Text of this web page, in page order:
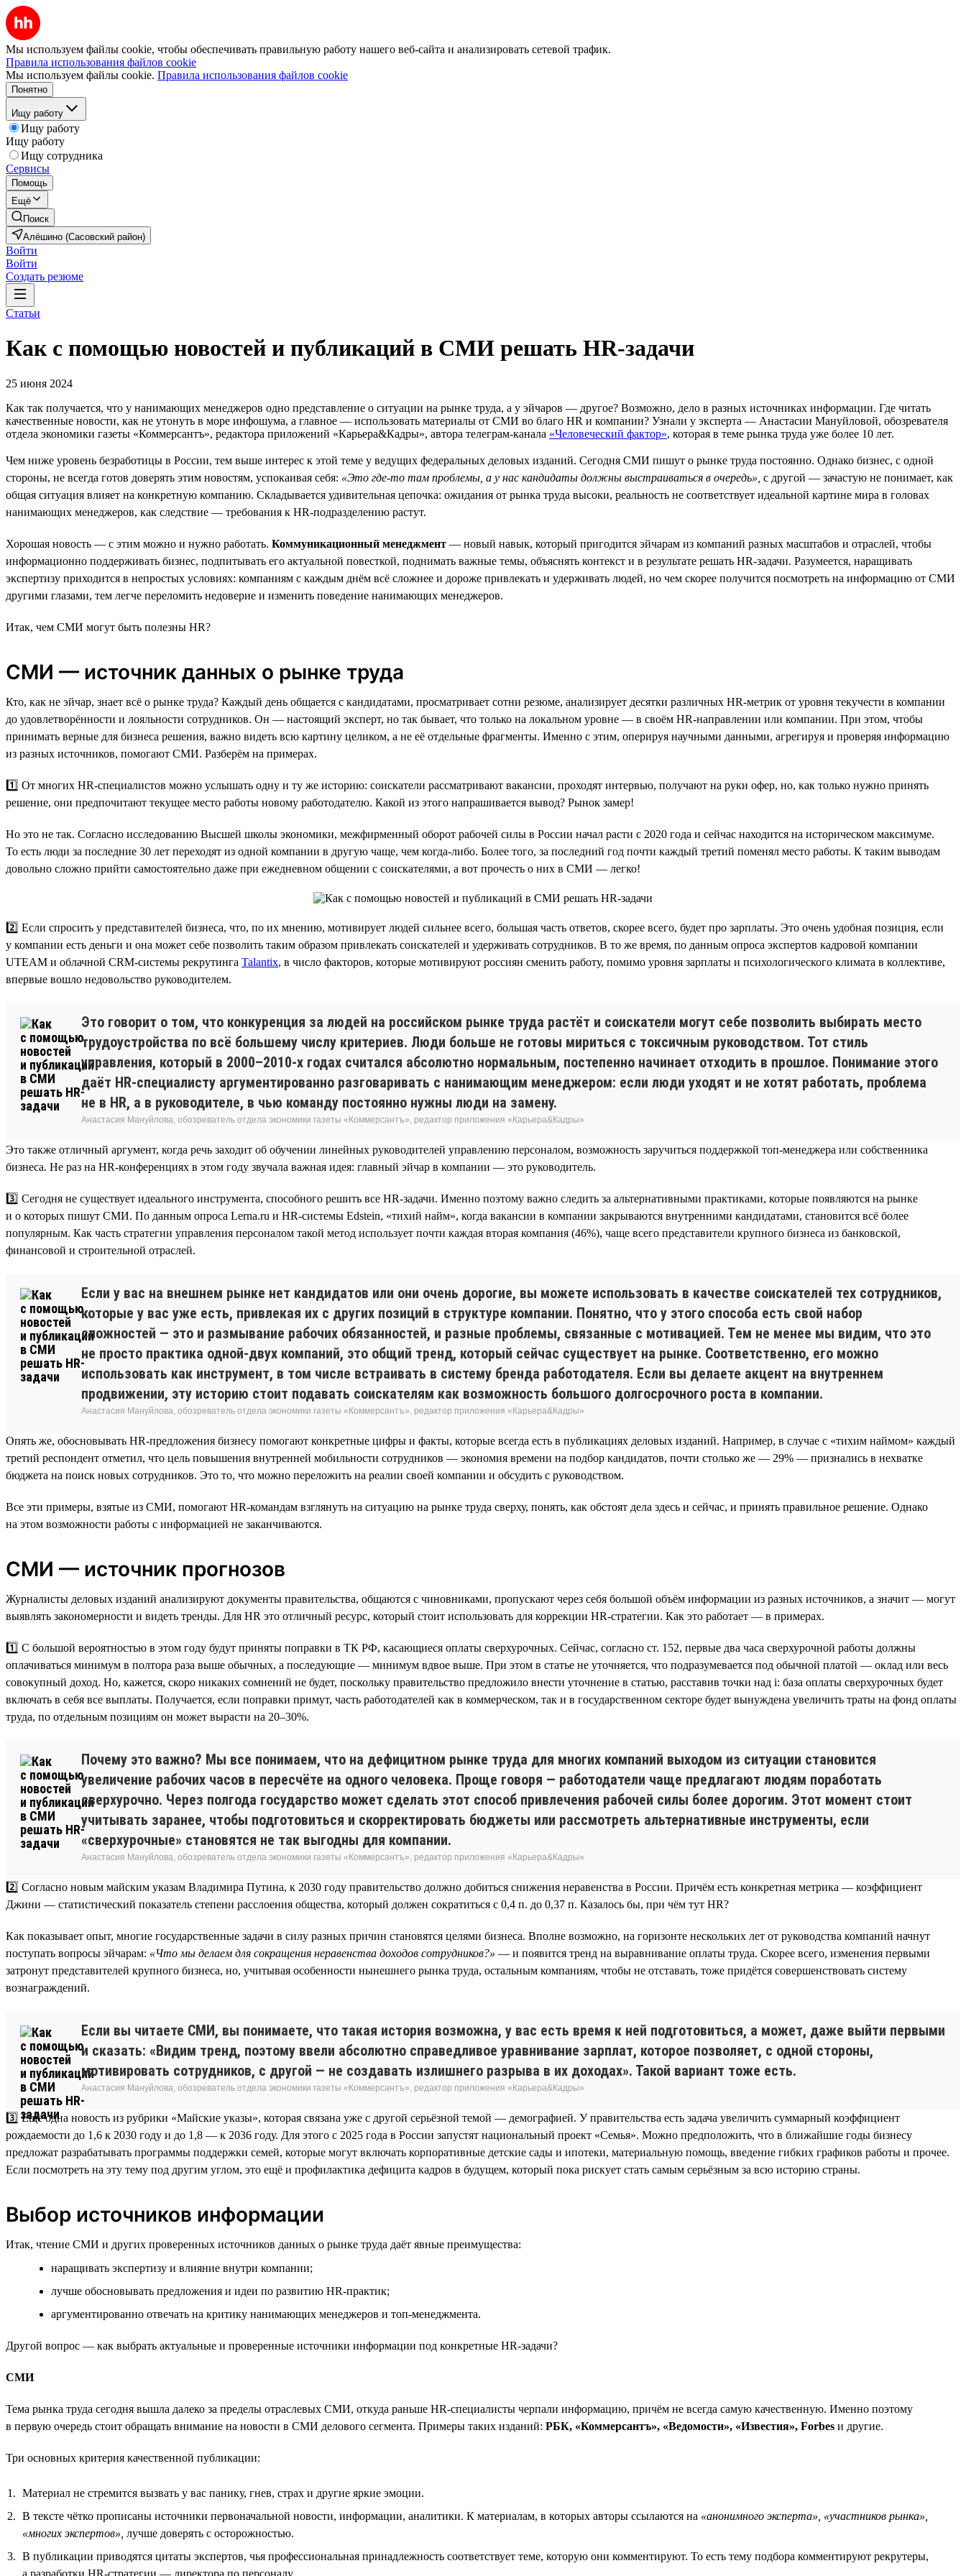
Мы используем файлы cookie, чтобы обеспечивать правильную работу нашего веб-сайта и анализировать сетевой трафик.
Правила использования файлов cookie
Мы используем файлы cookie. Правила использования файлов cookie
Понятно
Ищу работу
Ищу работу
Ищу работу
Ищу сотрудника
Сервисы
Помощь
Ещё
Поиск
Алёшино (Сасовский район)
Войти
Войти
Создать резюме
Статьи
Как с помощью новостей и публикаций в СМИ решать HR-задачи
25 июня 2024
Как так получается, что у нанимающих менеджеров одно представление о ситуации на рынке труда, а у эйчаров — другое? Возможно, дело в разных источниках информации. Где читать
качественные новости, как не утонуть в море инфошума, а главное — использовать материалы от СМИ во благо HR и компании? Узнали у эксперта — Анастасии Мануйловой, обозревателя
отдела экономики газеты «Коммерсантъ», редактора приложений «Карьера&Кадры», автора телеграм-канала «Человеческий фактор», которая в теме рынка труда уже более 10 лет.
Чем ниже уровень безработицы в России, тем выше интерес к этой теме у ведущих федеральных деловых изданий. Сегодня СМИ пишут о рынке труда постоянно. Однако бизнес, с одной
стороны, не всегда готов доверять этим новостям, успокаивая себя: «Это где-то там проблемы, а у нас кандидаты должны выстраиваться в очередь», с другой — зачастую не понимает, как
общая ситуация влияет на конкретную компанию. Складывается удивительная цепочка: ожидания от рынка труда высоки, реальность не соответствует идеальной картине мира в головах
нанимающих менеджеров, как следствие — требования к HR-подразделению растут.
Хорошая новость — с этим можно и нужно работать. Коммуникационный менеджмент — новый навык, который пригодится эйчарам из компаний разных масштабов и отраслей, чтобы
информационно поддерживать бизнес, подпитывать его актуальной повесткой, поднимать важные темы, объяснять контекст и в результате решать HR-задачи. Разумеется, наращивать
экспертизу приходится в непростых условиях: компаниям с каждым днём всё сложнее и дороже привлекать и удерживать людей, но чем скорее получится посмотреть на информацию от СМИ
другими глазами, тем легче переломить недоверие и изменить поведение нанимающих менеджеров.
Итак, чем СМИ могут быть полезны HR?
СМИ — источник данных о рынке труда
Кто, как не эйчар, знает всё о рынке труда? Каждый день общается с кандидатами, просматривает сотни резюме, анализирует десятки различных HR-метрик от уровня текучести в компании
до удовлетворённости и лояльности сотрудников. Он — настоящий эксперт, но так бывает, что только на локальном уровне — в своём HR-направлении или компании. При этом, чтобы
принимать верные для бизнеса решения, важно видеть всю картину целиком, а не её отдельные фрагменты. Именно с этим, оперируя научными данными, агрегируя и проверяя информацию
из разных источников, помогают СМИ. Разберём на примерах.
1️⃣ От многих HR-специалистов можно услышать одну и ту же историю: соискатели рассматривают вакансии, проходят интервью, получают на руки офер, но, как только нужно принять
решение, они предпочитают текущее место работы новому работодателю. Какой из этого напрашивается вывод? Рынок замер!
Но это не так. Согласно исследованию Высшей школы экономики, межфирменный оборот рабочей силы в России начал расти с 2020 года и сейчас находится на историческом максимуме.
То есть люди за последние 30 лет переходят из одной компании в другую чаще, чем когда-либо. Более того, за последний год почти каждый третий поменял место работы. К таким выводам
довольно сложно прийти самостоятельно даже при ежедневном общении с соискателями, а вот прочесть о них в СМИ — легко!
2️⃣ Если спросить у представителей бизнеса, что, по их мнению, мотивирует людей сильнее всего, большая часть ответов, скорее всего, будет про зарплаты. Это очень удобная позиция, если
у компании есть деньги и она может себе позволить таким образом привлекать соискателей и удерживать сотрудников. В то же время, по данным опроса экспертов кадровой компании
UTEAM и облачной CRM-системы рекрутинга Talantix, в число факторов, которые мотивируют россиян сменить работу, помимо уровня зарплаты и психологического климата в коллективе,
впервые вошло недовольство руководителем.
Это говорит о том, что конкуренция за людей на российском рынке труда растёт и соискатели могут себе позволить выбирать место
трудоустройства по всё большему числу критериев. Люди больше не готовы мириться с токсичным руководством. Тот стиль
управления, который в 2000–2010-х годах считался абсолютно нормальным, постепенно начинает отходить в прошлое. Понимание этого
даёт HR-специалисту аргументированно разговаривать с нанимающим менеджером: если люди уходят и не хотят работать, проблема
не в HR, а в руководителе, в чью команду постоянно нужны люди на замену.
Анастасия Мануйлова, обозреватель отдела экономики газеты «Коммерсантъ», редактор приложения «Карьера&Кадры»
Это также отличный аргумент, когда речь заходит об обучении линейных руководителей управлению персоналом, возможность заручиться поддержкой топ-менеджера или собственника
бизнеса. Не раз на HR-конференциях в этом году звучала важная идея: главный эйчар в компании — это руководитель.
3️⃣ Сегодня не существует идеального инструмента, способного решить все HR-задачи. Именно поэтому важно следить за альтернативными практиками, которые появляются на рынке
и о которых пишут СМИ. По данным опроса Lerna.ru и HR-системы Edstein, «тихий найм», когда вакансии в компании закрываются внутренними кандидатами, становится всё более
популярным. Как часть стратегии управления персоналом такой метод использует почти каждая вторая компания (46%), чаще всего представители крупного бизнеса из банковской,
финансовой и строительной отраслей.
Если у вас на внешнем рынке нет кандидатов или они очень дорогие, вы можете использовать в качестве соискателей тех сотрудников,
которые у вас уже есть, привлекая их с других позиций в структуре компании. Понятно, что у этого способа есть свой набор
сложностей — это и размывание рабочих обязанностей, и разные проблемы, связанные с мотивацией. Тем не менее мы видим, что это
не просто практика одной-двух компаний, это общий тренд, который сейчас существует на рынке. Соответственно, его можно
использовать как инструмент, в том числе встраивать в систему бренда работодателя. Если вы делаете акцент на внутреннем
продвижении, эту историю стоит подавать соискателям как возможность большого долгосрочного роста в компании.
Анастасия Мануйлова, обозреватель отдела экономики газеты «Коммерсантъ», редактор приложения «Карьера&Кадры»
Опять же, обосновывать HR-предложения бизнесу помогают конкретные цифры и факты, которые всегда есть в публикациях деловых изданий. Например, в случае с «тихим наймом» каждый
третий респондент отметил, что цель повышения внутренней мобильности сотрудников — экономия времени на подбор кандидатов, почти столько же — 29% — признались в нехватке
бюджета на поиск новых сотрудников. Это то, что можно переложить на реалии своей компании и обсудить с руководством.
Все эти примеры, взятые из СМИ, помогают HR-командам взглянуть на ситуацию на рынке труда сверху, понять, как обстоят дела здесь и сейчас, и принять правильное решение. Однако
на этом возможности работы с информацией не заканчиваются.
СМИ — источник прогнозов
Журналисты деловых изданий анализируют документы правительства, общаются с чиновниками, пропускают через себя большой объём информации из разных источников, а значит — могут
выявлять закономерности и видеть тренды. Для HR это отличный ресурс, который стоит использовать для коррекции HR-стратегии. Как это работает — в примерах.
1️⃣ С большой вероятностью в этом году будут приняты поправки в ТК РФ, касающиеся оплаты сверхурочных. Сейчас, согласно ст. 152, первые два часа сверхурочной работы должны
оплачиваться минимум в полтора раза выше обычных, а последующие — минимум вдвое выше. При этом в статье не уточняется, что подразумевается под обычной платой — оклад или весь
совокупный доход. Но, кажется, скоро никаких сомнений не будет, поскольку правительство предложило внести уточнение в статью, расставив точки над i: база оплаты сверхурочных будет
включать в себя все выплаты. Получается, если поправки примут, часть работодателей как в коммерческом, так и в государственном секторе будет вынуждена увеличить траты на фонд оплаты
труда, по отдельным позициям он может вырасти на 20–30%.
Почему это важно? Мы все понимаем, что на дефицитном рынке труда для многих компаний выходом из ситуации становится
увеличение рабочих часов в пересчёте на одного человека. Проще говоря — работодатели чаще предлагают людям поработать
сверхурочно. Через полгода государство может сделать этот способ привлечения рабочей силы более дорогим. Этот момент стоит
учитывать заранее, чтобы подготовиться и скорректировать бюджеты или рассмотреть альтернативные инструменты, если
«сверхурочные» становятся не так выгодны для компании.
Анастасия Мануйлова, обозреватель отдела экономики газеты «Коммерсантъ», редактор приложения «Карьера&Кадры»
2️⃣ Согласно новым майским указам Владимира Путина, к 2030 году правительство должно добиться снижения неравенства в России. Причём есть конкретная метрика — коэффициент
Джини — статистический показатель степени расслоения общества, который должен сократиться с 0,4 п. до 0,37 п. Казалось бы, при чём тут HR?
Как показывает опыт, многие государственные задачи в силу разных причин становятся целями бизнеса. Вполне возможно, на горизонте нескольких лет от руководства компаний начнут
поступать вопросы эйчарам: «Что мы делаем для сокращения неравенства доходов сотрудников?» — и появится тренд на выравнивание оплаты труда. Скорее всего, изменения первыми
затронут представителей крупного бизнеса, но, учитывая особенности нынешнего рынка труда, остальным компаниям, чтобы не отставать, тоже придётся совершенствовать систему
вознаграждений.
Если вы читаете СМИ, вы понимаете, что такая история возможна, у вас есть время к ней подготовиться, а может, даже выйти первыми
и сказать: «Видим тренд, поэтому ввели абсолютно справедливое уравнивание зарплат, которое позволяет, с одной стороны,
мотивировать сотрудников, с другой — не создавать излишнего разрыва в их доходах». Такой вариант тоже есть.
Анастасия Мануйлова, обозреватель отдела экономики газеты «Коммерсантъ», редактор приложения «Карьера&Кадры»
3️⃣ Ещё одна новость из рубрики «Майские указы», которая связана уже с другой серьёзной темой — демографией. У правительства есть задача увеличить суммарный коэффициент
рождаемости до 1,6 к 2030 году и до 1,8 — к 2036 году. Для этого с 2025 года в России запустят национальный проект «Семья». Можно предположить, что в ближайшие годы бизнесу
предложат разрабатывать программы поддержки семей, которые могут включать корпоративные детские сады и ипотеки, материальную помощь, введение гибких графиков работы и прочее.
Если посмотреть на эту тему под другим углом, это ещё и профилактика дефицита кадров в будущем, который пока рискует стать самым серьёзным за всю историю страны.
Выбор источников информации
Итак, чтение СМИ и других проверенных источников данных о рынке труда даёт явные преимущества:
наращивать экспертизу и влияние внутри компании;
лучше обосновывать предложения и идеи по развитию HR-практик;
аргументированно отвечать на критику нанимающих менеджеров и топ-менеджмента.
Другой вопрос — как выбрать актуальные и проверенные источники информации под конкретные HR-задачи?
СМИ
Тема рынка труда сегодня вышла далеко за пределы отраслевых СМИ, откуда раньше HR-специалисты черпали информацию, причём не всегда самую качественную. Именно поэтому
в первую очередь стоит обращать внимание на новости в СМИ делового сегмента. Примеры таких изданий: РБК, «Коммерсантъ», «Ведомости», «Известия», Forbes и другие.
Три основных критерия качественной публикации:
Материал не стремится вызвать у вас панику, гнев, страх и другие яркие эмоции.
В тексте чётко прописаны источники первоначальной новости, информации, аналитики. К материалам, в которых авторы ссылаются на «анонимного эксперта», «участников рынка»,
«многих экспертов», лучше доверять с осторожностью.
В публикации приводятся цитаты экспертов, чья профессиональная принадлежность соответствует теме, которую они комментируют. То есть тему подбора комментируют рекрутеры,
а разработки HR-стратегии — директора по персоналу.